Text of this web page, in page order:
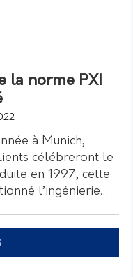
la norme PXI
à Munich,
célébreront le
en 1997, cette
l’ingénierie…